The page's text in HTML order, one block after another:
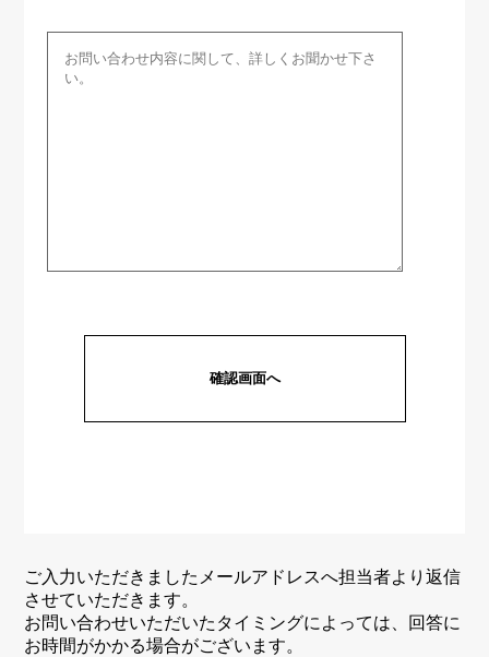
ご入力いただきましたメールアドレスへ担当者より返信
させていただきます。
お問い合わせいただいたタイミングによっては、回答に
お時間がかかる場合がございます。